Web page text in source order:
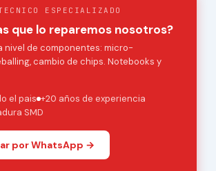
ESPECIALIZADO
que lo reparemos nosotros?
nivel de componentes: micro-
cambio de chips. Notebooks y
el pais +20 años de experiencia
SMD
por WhatsApp →